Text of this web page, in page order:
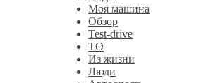
Моя машина
Обзор
Test-drive
ТО
Из жизни
Люди